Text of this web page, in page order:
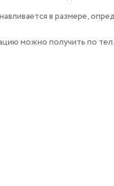
в размере,
можно получить по тел.